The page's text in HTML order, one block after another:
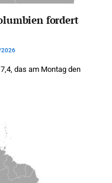
fordert
das am Montag den